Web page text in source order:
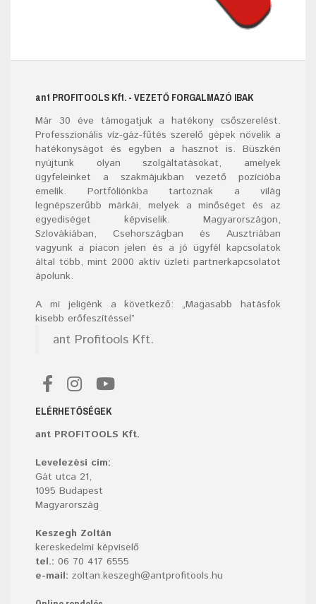
ant PROFITOOLS Kft. - VEZETŐ FORGALMAZÓ IBAK
Már 30 éve támogatjuk a hatékony csőszerelést.
Professzionális víz-gáz-fűtés szerelő gépeknövelik a
hatékonyságot és egyben a hasznot is. Büszkén
nyújtunk olyan szolgáltatásokat, amelyek
ügyfeleinket a szakmájukban vezető pozícióba
emelik. Portfóliónkba tartoznak a világ
legnépszerűbb márkái, melyek a minőséget és az
egyediséget képviselik. Magyarországon,
Szlovákiában, Csehországban és Ausztriában
vagyunk a piacon jelen és a jó ügyfél kapcsolatok
által több, mint 2000 aktív üzleti partnerkapcsolatot
ápolunk.
A mi jeligénk a következő: „Magasabb hatásfok
kisebb erőfeszítéssel”
ant Profitools Kft.
ELÉRHETŐSÉGEK
ant PROFITOOLS Kft.
Levelezési cím:
Gát utca 21,
1095 Budapest
Magyarország
Keszegh Zoltán
kereskedelmi képviselő
tel.: 06 70 417 6555
e-mail: zoltan.keszegh@antprofitools.hu